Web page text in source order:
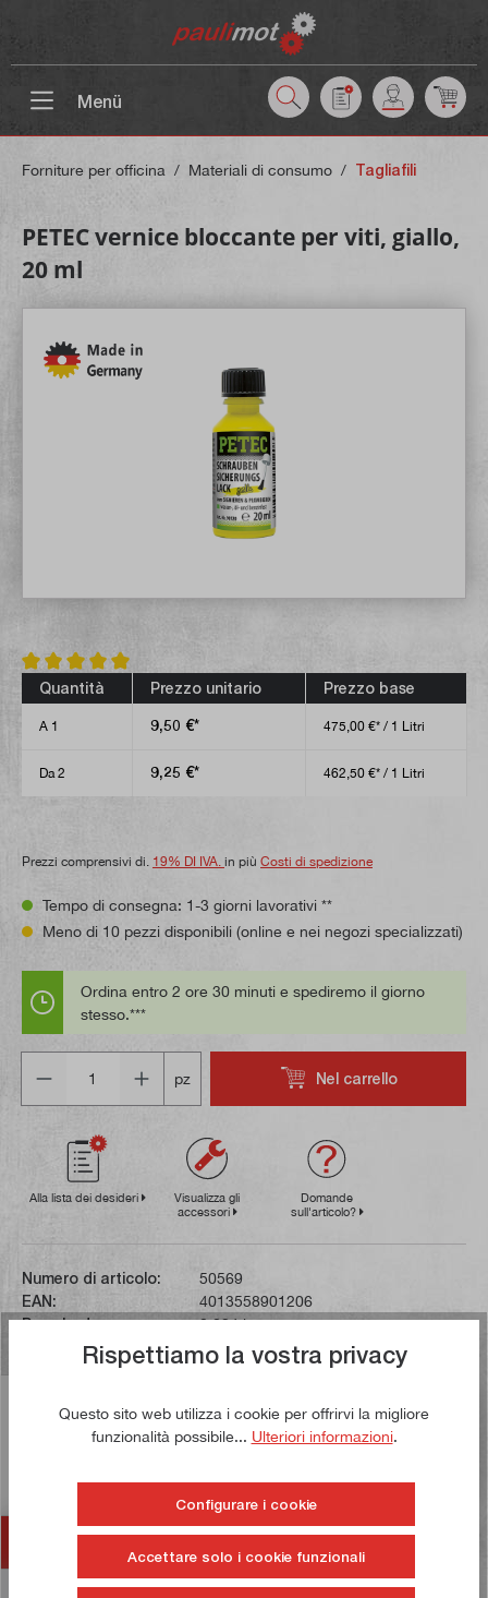
Menü
Forniture per officina / Materiali di consumo / Tagliafili
PETEC vernice bloccante per viti, giallo,
20 ml
Valutazione media di 5 su 5 stelle
Quantità Prezzo unitario Prezzo base
A 1 9,50 €* 475,00 €* / 1 Litri
Da 2 9,25 €* 462,50 €* / 1 Litri
Prezzi comprensivi di. 19% DI IVA. in più Costi di spedizione
Tempo di consegna: 1-3 giorni lavorativi **
Meno di 10 pezzi disponibili (online e nei negozi specializzati)
Ordina entro 2 ore 30 minuti e spediremo il giorno
stesso.***
pz
Nel carrello
Alla lista dei desideri
Visualizza gli
accessori
Domande
sull'articolo?
Numero di articolo:
50569
EAN:
4013558901206
Peso lordo:
0,034 kg
Questo frenafiletti giallo può essere utilizzato per fissare
Accessori
Rispettiamo la vostra privacy
Questo sito web utilizza i cookie per offrirvi la migliore
funzionalità possibile... Ulteriori informazioni.
Configurare i cookie
Accettare solo i cookie funzionali